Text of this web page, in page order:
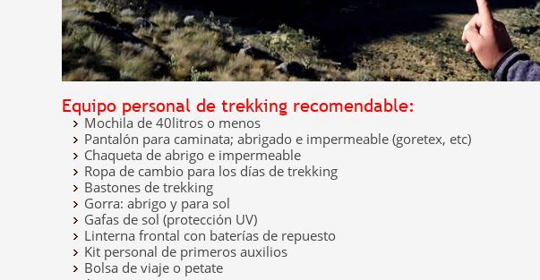
Equipo personal de trekking recomendable:
Mochila de 40litros o menos
Pantalón para caminata; abrigado e impermeable (goretex, etc)
Chaqueta de abrigo e impermeable
Ropa de cambio para los días de trekking
Bastones de trekking
Gorra: abrigo y para sol
Gafas de sol (protección UV)
Linterna frontal con baterías de repuesto
Kit personal de primeros auxilios
Bolsa de viaje o petate